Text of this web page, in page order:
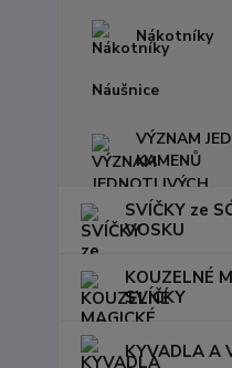
Nákotníky
Náušnice
VÝZNAM
KAMENŮ
SVÍČKY ze
VOSKU
KOUZELNÉ
SVÍČKY
KYVADLA A